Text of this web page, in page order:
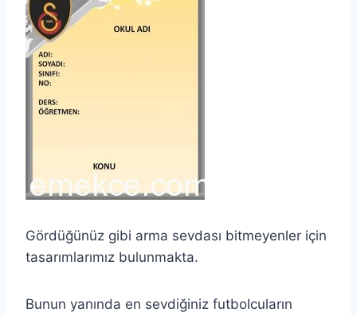
Gördüğünüz gibi arma sevdası bitmeyenler için
tasarımlarımız bulunmakta.
Bunun yanında en sevdiğiniz futbolcuların